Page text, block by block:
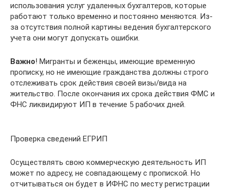
использования услуг удаленных бухгалтеров, которые
работают только временно и постоянно меняются. Из-
за отсутствия полной картины ведения бухгалтерского
учета они могут допускать ошибки.
Важно! Мигранты и беженцы, имеющие временную
прописку, но не имеющие гражданства должны строго
отслеживать срок действия своей визы/вида на
жительство. После окончания их срока действия ФМС и
ФНС ликвидируют ИП в течение 5 рабочих дней.
Проверка сведений ЕГРИП
Осуществлять свою коммерческую деятельность ИП
может по адресу, не совпадающему с пропиской. Но
отчитываться он будет в ИФНС по месту регистрации